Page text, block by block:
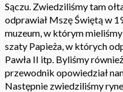
Sączu. Zwiedziliśmy tam
odprawiał Mszę Świętą w
muzeum, w którym
szaty Papieża, w których
Pawła II itp. Byliśmy
przewodnik opowiedział
Następnie zwiedziliśmy